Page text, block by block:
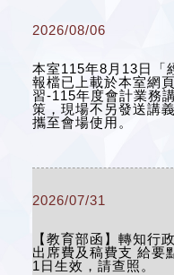
2026/08/06
本室115年8月13日「
報檔已上載於本室網
習-115年度會計業務
策，現場不另發送講
攜至會場使用。
2026/07/31
【教育部函】轉知行
出席費及稿費支 給要
1日生效，請查照。